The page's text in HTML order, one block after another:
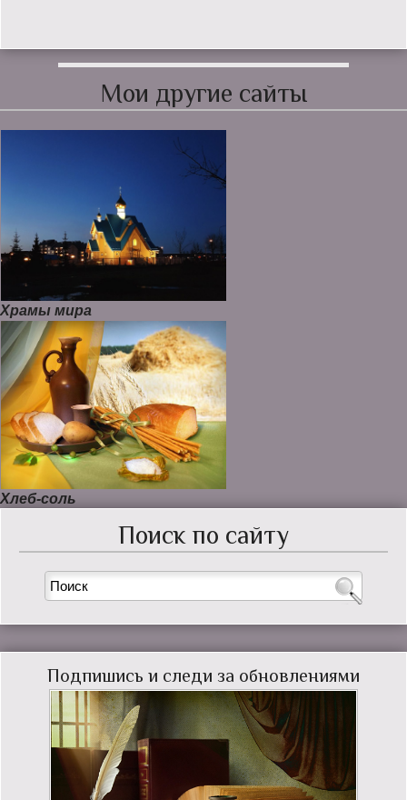
Мои другие сайты
Храмы мира
Хлеб-соль
Поиск по сайту
Подпишись и следи за обновлениями